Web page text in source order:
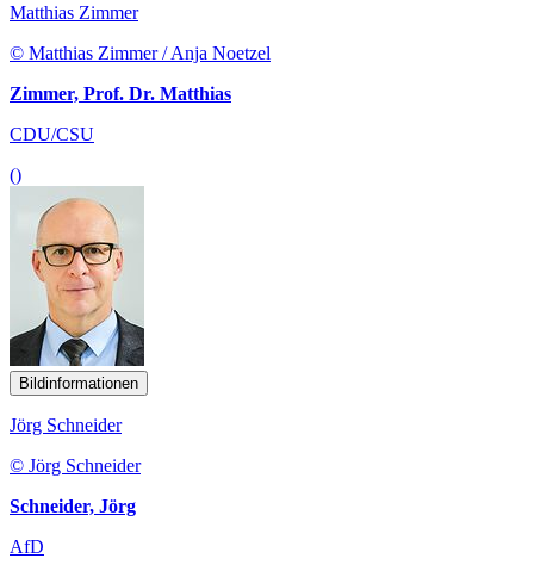
Matthias Zimmer
© Matthias Zimmer / Anja Noetzel
Zimmer, Prof. Dr. Matthias
CDU/CSU
()
Bildinformationen
Jörg Schneider
© Jörg Schneider
Schneider, Jörg
AfD